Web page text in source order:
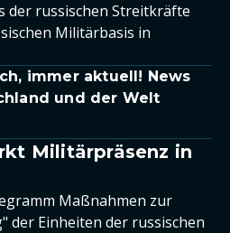
der russischen Streitkräfte
Militärbasis in
immer aktuell! News
und der Welt
Militärpräsenz in
Maßnahmen zur
der Einheiten der russischen